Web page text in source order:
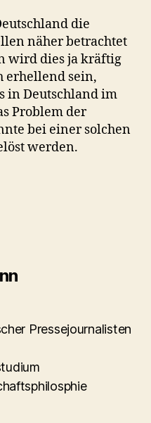
die
näher betrachtet
wird dies ja kräftig
erhellend sein,
in Deutschland im
Problem der
bei einer solchen
werden.
Pressejournalisten